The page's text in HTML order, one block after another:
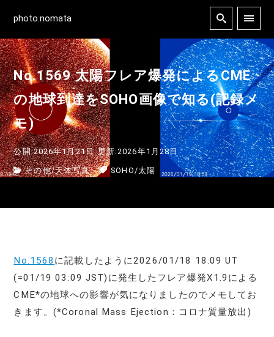
photo.nomata
No.1569 太陽フレア爆発によるCME
の地球到達をSOHO画像で知る(記録メ
モ)
公開:2026年1月21日 更新:2026年1月28日
その他/天体写真 SOHO /太陽
No.1568 に記載したように2026/01/18 18:09 UT
(=01/19 03:09 JST)に発生したフレア爆発X1.9による
CME*の地球への影響が気になりましたのでメモしてお
きます。(*Coronal Mass Ejection：コロナ質量放出)